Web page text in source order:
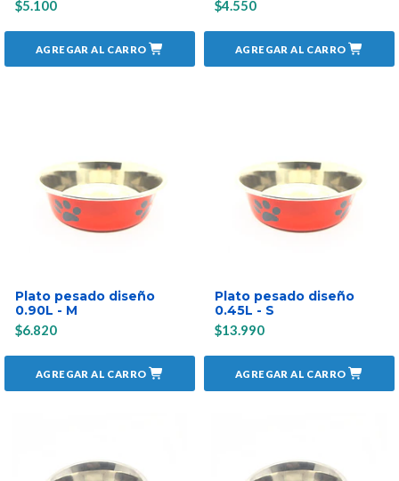
$5.100
AGREGAR AL CARRO
$4.550
AGREGAR AL CARRO
Plato pesado diseño
0.90L - M
$6.820
AGREGAR AL CARRO
Plato pesado diseño
0.45L - S
$13.990
AGREGAR AL CARRO